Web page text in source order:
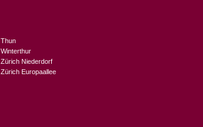
Thun
Winterthur
Zürich Niederdorf
Zürich Europaallee